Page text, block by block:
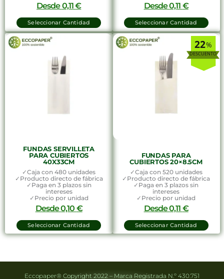
Desde0,11€
Seleccionar Cantidad
Desde0,11 €
Seleccionar Cantidad
FUNDAS SERVILLETA
PARA CUBIERTOS
40X33CM
✓Caja con 480 unidades
✓Producto directo de fábrica
✓Paga en 3 plazos sin
intereses
✓Precio por unidad
Desde0,10 €
Seleccionar Cantidad
%
22
FUNDAS PARA
CUBIERTOS 20×8.5CM
✓Caja con 520 unidades
✓Producto directo de fábrica
✓Paga en 3 plazos sin
intereses
✓Precio por unidad
Desde0,11 €
Seleccionar Cantidad
Eccopaper® Copyright 2022 – Marca Registrada N.º 430.751